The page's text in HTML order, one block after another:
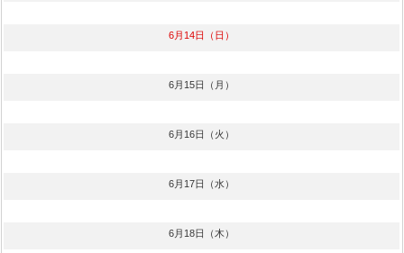
6月14日（日）
6月15日（月）
6月16日（火）
6月17日（水）
6月18日（木）